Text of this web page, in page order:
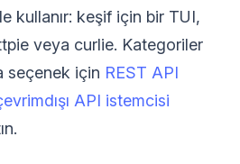
kullanır: keşif için bir TUI,
veya curlie. Kategoriler
seçenek için REST API
API istemcisi